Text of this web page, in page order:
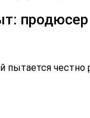
продюсер
честно